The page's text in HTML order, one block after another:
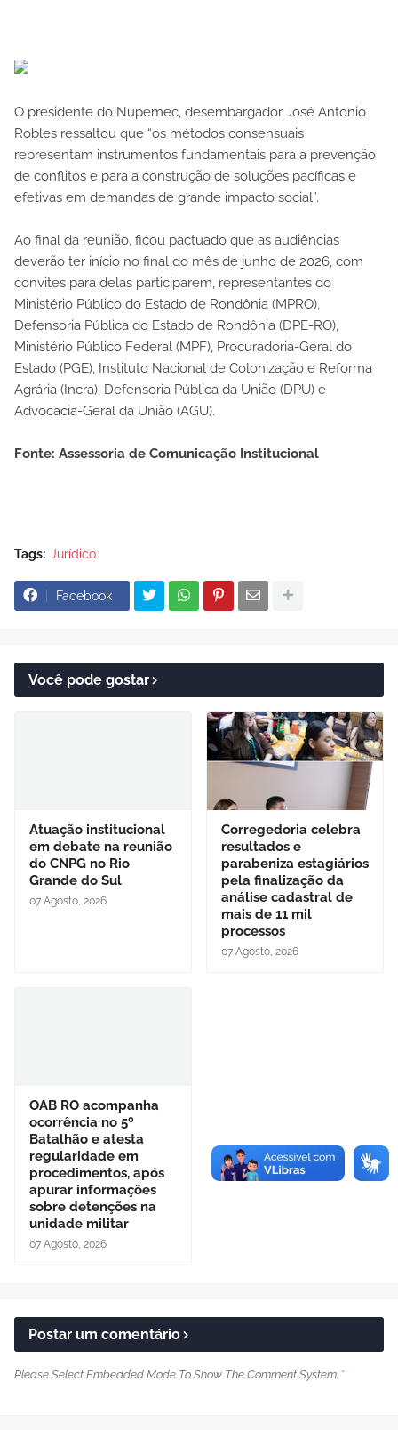
O presidente do Nupemec, desembargador José Antonio
Robles ressaltou que “os métodos consensuais
representam instrumentos fundamentais para a prevenção
de conflitos e para a construção de soluções pacíficas e
efetivas em demandas de grande impacto social”.
Ao final da reunião, ficou pactuado que as audiências
deverão ter início no final do mês de junho de 2026, com
convites para delas participarem, representantes do
Ministério Público do Estado de Rondônia (MPRO),
Defensoria Pública do Estado de Rondônia (DPE-RO),
Ministério Público Federal (MPF), Procuradoria-Geral do
Estado (PGE), Instituto Nacional de Colonização e Reforma
Agrária (Incra), Defensoria Pública da União (DPU) e
Advocacia-Geral da União (AGU).
Fonte: Assessoria de Comunicação Institucional
Tags: Jurídico
Facebook
Você pode gostar
Atuação institucional
em debate na reunião
do CNPG no Rio
Grande do Sul
07 Agosto, 2026
Corregedoria celebra
resultados e
parabeniza estagiários
pela finalização da
análise cadastral de
mais de 11 mil
processos
07 Agosto, 2026
OAB RO acompanha
ocorrência no 5º
Batalhão e atesta
regularidade em
procedimentos, após
apurar informações
sobre detenções na
unidade militar
07 Agosto, 2026
Postar um comentário
Please Select Embedded Mode To Show The Comment System. *